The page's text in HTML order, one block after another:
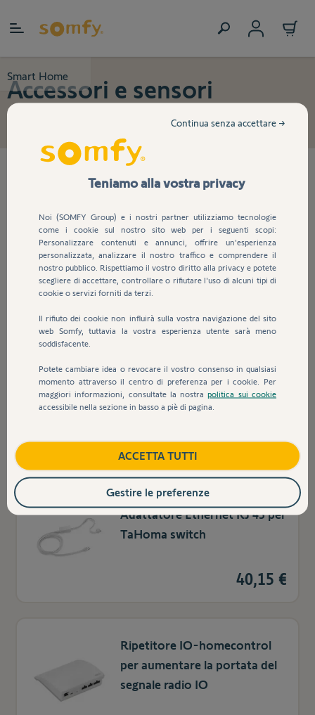
Smart Home
Accessori e sensori
Trasmettitore radio RTS a
contatti puliti
Sensore di irraggiamento
solare e temperatura esterna
- Sunteis io
105,37 €
Adattatore Ethernet RJ 45 per
TaHoma switch
40,15 €
Ripetitore IO-homecontrol
per aumentare la portata del
segnale radio IO
Teniamo alla vostra privacy
Noi (SOMFY Group) e i nostri partner utilizziamo tecnologie
come i cookie sul nostro sito web per i seguenti scopi:
Personalizzare contenuti e annunci, offrire un'esperienza
personalizzata, analizzare il nostro traffico e comprendere il
nostro pubblico. Rispettiamo il vostro diritto alla privacy e potete
scegliere di accettare, controllare o rifiutare l'uso di alcuni tipi di
cookie o servizi forniti da terzi.
Il rifiuto dei cookie non influirà sulla vostra navigazione del sito
web Somfy, tuttavia la vostra esperienza utente sarà meno
soddisfacente.
Potete cambiare idea o revocare il vostro consenso in qualsiasi
momento attraverso il centro di preferenza per i cookie. Per
maggiori informazioni, consultate la nostrapolitica sui cookie
accessibile nella sezione in basso a piè di pagina.
Continua senza accettare →
ACCETTA TUTTI
Gestire le preferenze